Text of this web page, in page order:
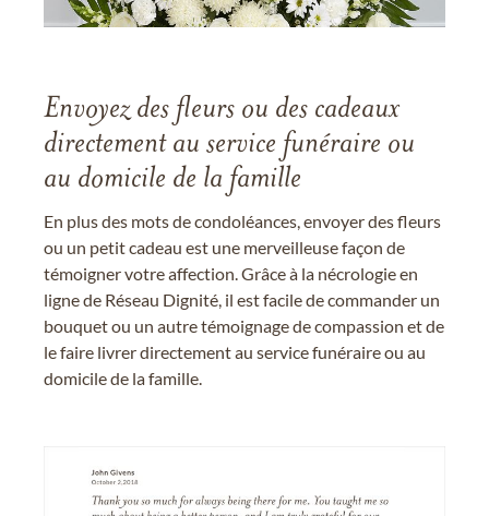
Envoyez des fleurs ou des cadeaux
directement au service funéraire ou
au domicile de la famille
En plus des mots de condoléances, envoyer des fleurs
ou un petit cadeau est une merveilleuse façon de
témoigner votre affection. Grâce à la nécrologie en
ligne de Réseau Dignité, il est facile de commander un
bouquet ou un autre témoignage de compassion et de
le faire livrer directement au service funéraire ou au
domicile de la famille.